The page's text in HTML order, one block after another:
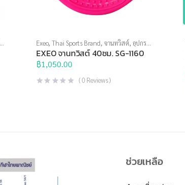
Exeo,Thai Sports Brand, จานทวิสต์, อุปกรณ์
บริหารกาย
EXEO จานทวิสต์ 40ซม. SG-1160
฿1,050.00
(0 Reviews )
ช่วยเหลือ